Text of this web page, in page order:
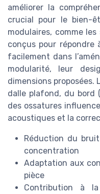
améliorer la
crucial pour le bien-
modulaires, comme
conçus pour répondre
facilement dans
modularité, leur
dimensions proposées.
dalle plafond, du bord
des ossatures
acoustiques et la
Réduction du
concentration
Adaptation aux
pièce
Contribution à